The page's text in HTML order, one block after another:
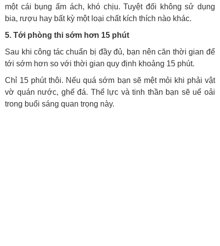
một cái bụng ấm ách, khó chịu. Tuyệt đối không sử dụng
bia, rượu hay bất kỳ một loại chất kích thích nào khác.
5. Tới phòng thi sớm hơn 15 phút
Sau khi công tác chuẩn bị đầy đủ, bạn nên căn thời gian để
tới sớm hơn so với thời gian quy định khoảng 15 phút.
Chỉ 15 phút thôi. Nếu quá sớm bạn sẽ mệt mỏi khi phải vật
vờ quán nước, ghế đá. Thể lực và tinh thần bạn sẽ uể oải
trong buổi sáng quan trọng này.